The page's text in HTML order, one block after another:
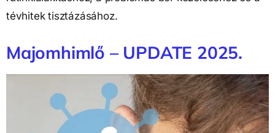
tévhitek tisztázásához.
Majomhimlő – UPDATE 2025.